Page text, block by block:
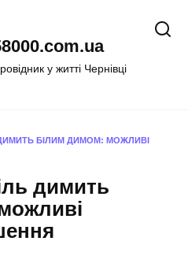
у житті Чернівці
БІЛИМ ДИМОМ: МОЖЛИВІ
димить